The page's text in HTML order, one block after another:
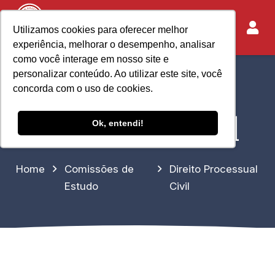
Utilizamos cookies para oferecer melhor
experiência, melhorar o desempenho, analisar
como você interage em nosso site e
personalizar conteúdo. Ao utilizar este site, você
concorda com o uso de cookies.
Ok, entendi!
Direito
Processual Civil
Home
Comissões de
Estudo
Direito Processual
Civil